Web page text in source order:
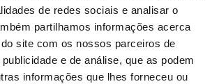
de redes sociais e analisar o
partilhamos informações acerca
site com os nossos parceiros de
e de análise, que as podem
informações que lhes forneceu ou
todas as alterações ao nível
web referentes à forma como
e/ou são aceites os cookies